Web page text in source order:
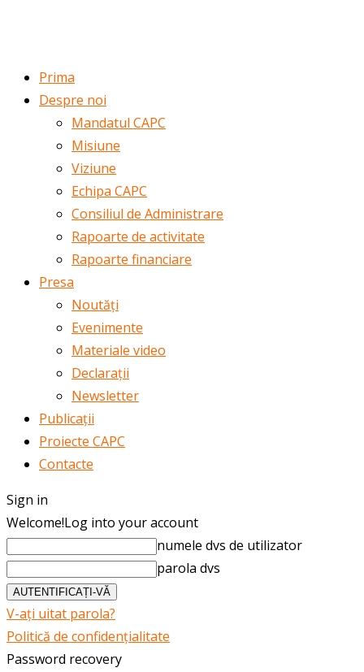
Prima
Despre noi
Mandatul CAPC
Misiune
Viziune
Echipa CAPC
Consiliul de Administrare
Rapoarte de activitate
Rapoarte financiare
Presa
Noutăți
Evenimente
Materiale video
Declarații
Newsletter
Publicații
Proiecte CAPC
Contacte
Sign in
Welcome!Log into your account
numele dvs de utilizator
parola dvs
V-ați uitat parola?
Politică de confidențialitate
Password recovery